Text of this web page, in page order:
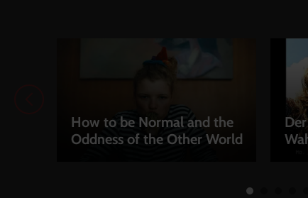
How to be Normal and the
Oddness of the Other World
LEIHEN